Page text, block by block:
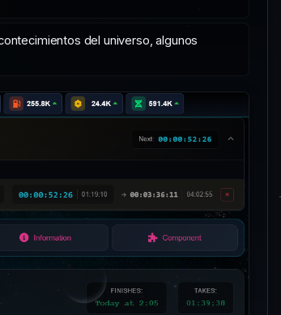
del universo, algunos